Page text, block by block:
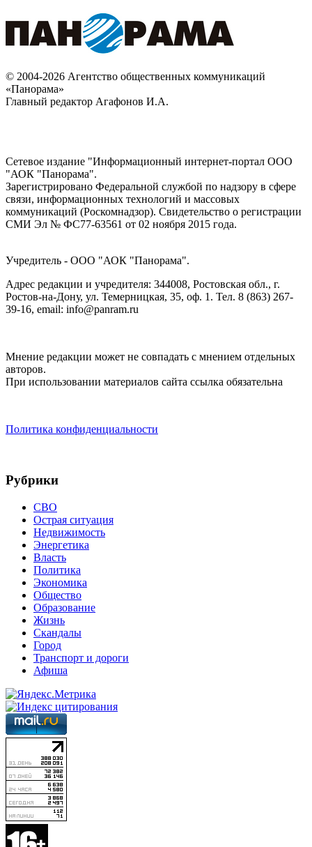
© 2004-2026 Агентство общественных коммуникаций
«Панорама»
Главный редактор Агафонов И.А.
Сетевое издание "Информационный интернет-портал ООО
"АОК "Панорама".
Зарегистрировано Федеральной службой по надзору в сфере
связи, информационных технологий и массовых
коммуникаций (Роскомнадзор). Cвидетельство о регистрации
СМИ Эл № ФС77-63561 от 02 ноября 2015 года.
Учредитель - ООО "АОК "Панорама".
Адрес редакции и учредителя: 344008, Ростовская обл., г.
Ростов-на-Дону, ул. Темерницкая, 35, оф. 1. Тел. 8 (863) 267-
39-16, email: info@panram.ru
Мнение редакции может не совпадать с мнением отдельных
авторов.
При использовании материалов сайта ссылка обязательна
Политика конфиденциальности
Рубрики
СВО
Острая ситуация
Недвижимость
Энергетика
Власть
Политика
Экономика
Общество
Образование
Жизнь
Скандалы
Город
Транспорт и дороги
Афиша